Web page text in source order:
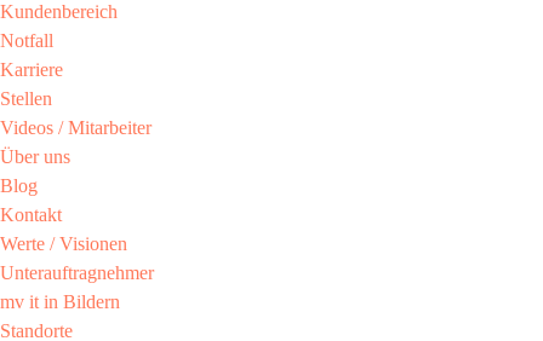
Kundenbereich​
Notfall
Karriere​
Stellen
Videos / Mitarbeiter​
Über uns
Blog
Kontakt
Werte / Visionen ​
Unterauftragnehmer
mv it in Bildern​
Standorte